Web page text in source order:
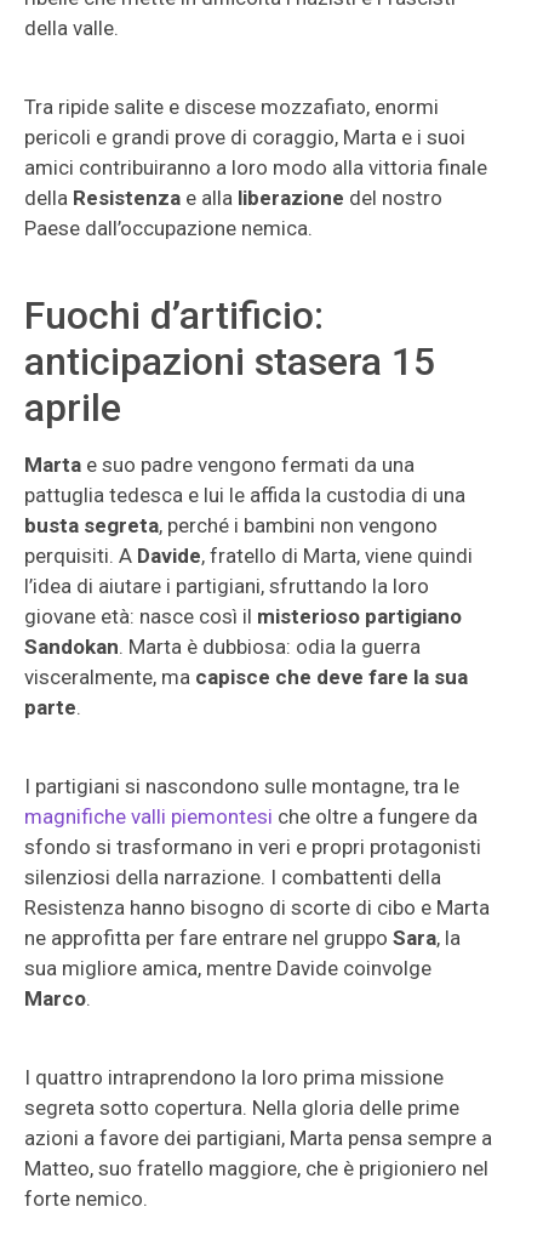
della valle.
Tra ripide salite e discese mozzafiato, enormi
pericoli e grandi prove di coraggio, Marta e i suoi
amici contribuiranno a loro modo alla vittoria finale
della Resistenza e alla liberazione del nostro
Paese dall’occupazione nemica.
Fuochi d’artificio:
anticipazioni stasera 15
aprile
Marta e suo padre vengono fermati da una
pattuglia tedesca e lui le affida la custodia di una
busta segreta, perché i bambini non vengono
perquisiti. A Davide, fratello di Marta, viene quindi
l’idea di aiutare i partigiani, sfruttando la loro
giovane età: nasce così il misterioso partigiano
Sandokan. Marta è dubbiosa: odia la guerra
visceralmente, ma capisce che deve fare la sua
parte.
I partigiani si nascondono sulle montagne, tra le
magnifiche valli piemontesi che oltre a fungere da
sfondo si trasformano in veri e propri protagonisti
silenziosi della narrazione. I combattenti della
Resistenza hanno bisogno di scorte di cibo e Marta
ne approfitta per fare entrare nel gruppo Sara, la
sua migliore amica, mentre Davide coinvolge
Marco.
I quattro intraprendono la loro prima missione
segreta sotto copertura. Nella gloria delle prime
azioni a favore dei partigiani, Marta pensa sempre a
Matteo, suo fratello maggiore, che è prigioniero nel
forte nemico.